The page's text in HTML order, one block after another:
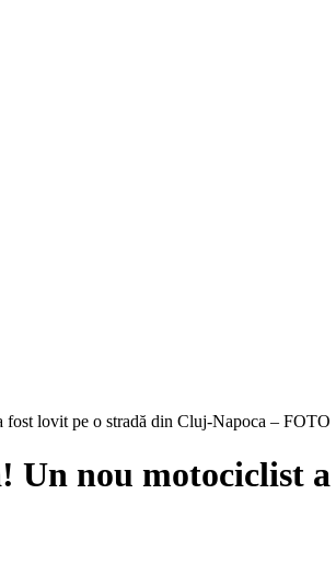
lovit pe o stradă din Cluj-Napoca – FOTO
nou motociclist